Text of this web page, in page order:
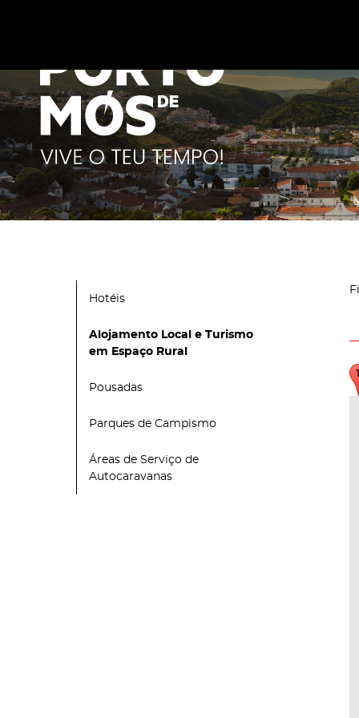
Hotéis
Alojamento Local e Turismo
em Espaço Rural
Pousadas
Parques de Campismo
Áreas de Serviço de
Autocaravanas